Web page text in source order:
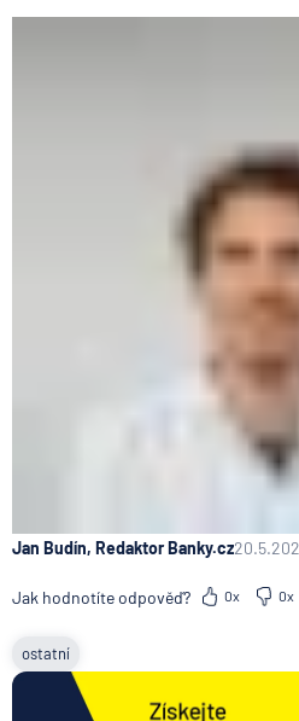
Jan Budín, Redaktor Banky.cz
Jak hodnotíte odpověď? 0x 0x
ostatní